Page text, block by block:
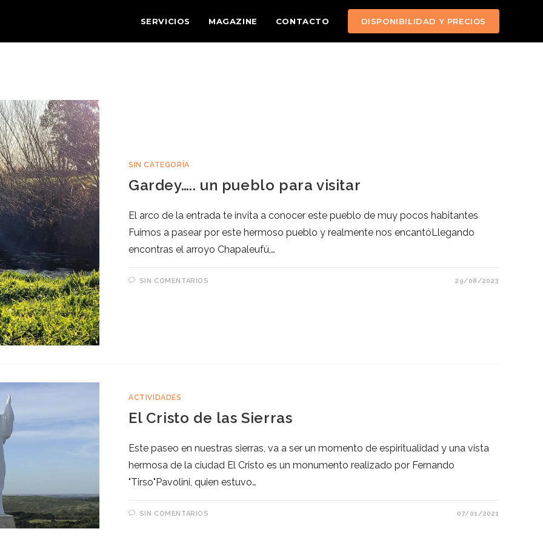
SERVICIOS MAGAZINE CONTACTO DISPONIBILIDAD Y PRECIOS
SIN CATEGORÍA
Gardey….. un pueblo para visitar
El arco de la entrada te invita a conocer este pueblo de muy pocos habitantes
Fuimos a pasear por este hermoso pueblo y realmente nos encantóLlegando
encontras el arroyo Chapaleufú,…
SIN COMENTARIOS 29/08/2023
ACTIVIDADES
El Cristo de las Sierras
Este paseo en nuestras sierras, va a ser un momento de espiritualidad y una vista
hermosa de la ciudad El Cristo es un monumento realizado por Fernando
"Tirso"Pavolini, quien estuvo…
SIN COMENTARIOS 07/01/2021